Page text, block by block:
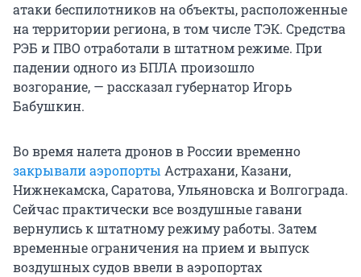
атаки беспилотников на объекты, расположенные
на территории региона, в том числе ТЭК. Средства
РЭБ и ПВО отработали в штатном режиме. При
падении одного из БПЛА произошло
возгорание, — рассказал губернатор Игорь
Бабушкин.
Во время налета дронов в России временно
закрывали аэропорты Астрахани, Казани,
Нижнекамска, Саратова, Ульяновска и Волгограда.
Сейчас практически все воздушные гавани
вернулись к штатному режиму работы. Затем
временные ограничения на прием и выпуск
воздушных судов ввели в аэропортах